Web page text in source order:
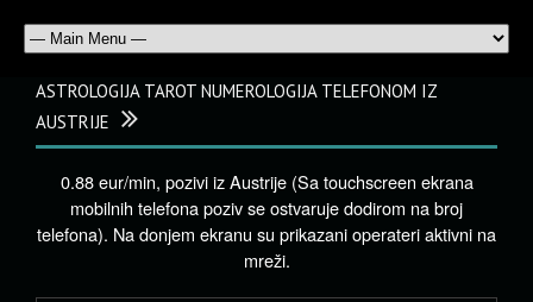
ASTROLOGIJA TAROT NUMEROLOGIJA TELEFONOM IZ
AUSTRIJE
0.88 eur/min, pozivi iz Austrije (Sa touchscreen ekrana
mobilnih telefona poziv se ostvaruje dodirom na broj
telefona). Na donjem ekranu su prikazani operateri aktivni na
mreži.